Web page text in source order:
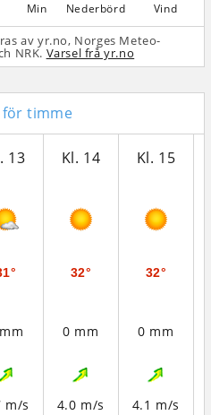
Min Nederbörd Vind
av yr.no, Norges Meteo­
NRK. Varsel frå yr.no
för timme
13
m/s
Kl. 14
32°
0 mm
4.0 m/s
Kl. 15
32°
0 mm
4.1 m/s